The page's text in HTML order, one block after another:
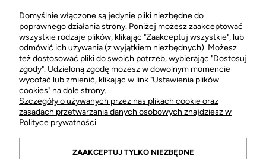
Sklep stacjonarny FRAGRANT +48 505 021 505
POMOC
MOJE KONTO
Domyślnie włączone są jedynie pliki niezbędne do
poprawnego działania strony. Poniżej możesz zaakceptować
wszystkie rodzaje plików, klikając "Zaakceptuj wszystkie", lub
odmówić ich używania (z wyjątkiem niezbędnych). Możesz
też dostosować pliki do swoich potrzeb, wybierając "Dostosuj
zgody". Udzieloną zgodę możesz w dowolnym momencie
wycofać lub zmienić, klikając w link "Ustawienia plików
cookies" na dole strony.
Szczegóły o używanych przez nas plikach cookie oraz
zasadach przetwarzania danych osobowych znajdziesz w
Polityce prywatności.
ZAAKCEPTUJ TYLKO NIEZBĘDNE